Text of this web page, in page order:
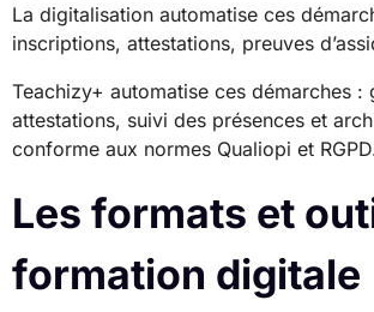
La digitalisation automatise ces
inscriptions, attestations, preuves
Teachizy+ automatise ces démarches :
attestations, suivi des présences et
conforme aux normes Qualiopi et
Les formats et
formation digitale